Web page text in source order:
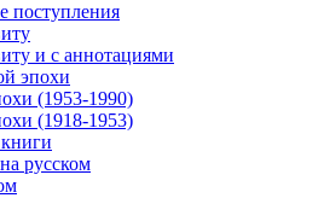
поступления
и с аннотациями
эпохи
(1953-1990)
(1918-1953)
русском